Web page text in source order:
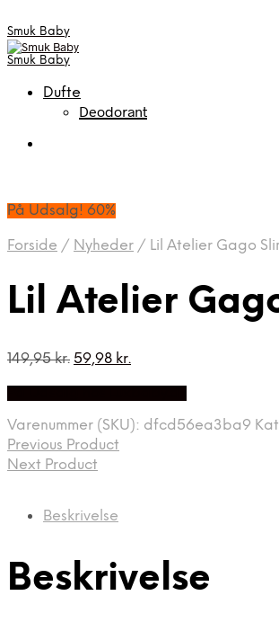
Smuk Baby
Smuk Baby
Dufte
Deodorant
På Udsalg! 60%
Forside / Nyheder / Lil Atelier Gago
Lil Atelier
149,95kr. Den
149,95 kr..
59,98 kr.
59,98 kr..
Varenummer (SKU): dfcd56ea3ba9
Previous Product
Next Product
Beskrivelse
Beskrivelse